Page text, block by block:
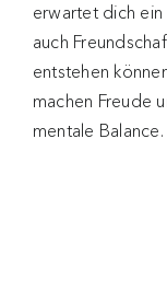
erwartet dich
auch
entstehen
machen Freude
mentale Balance.